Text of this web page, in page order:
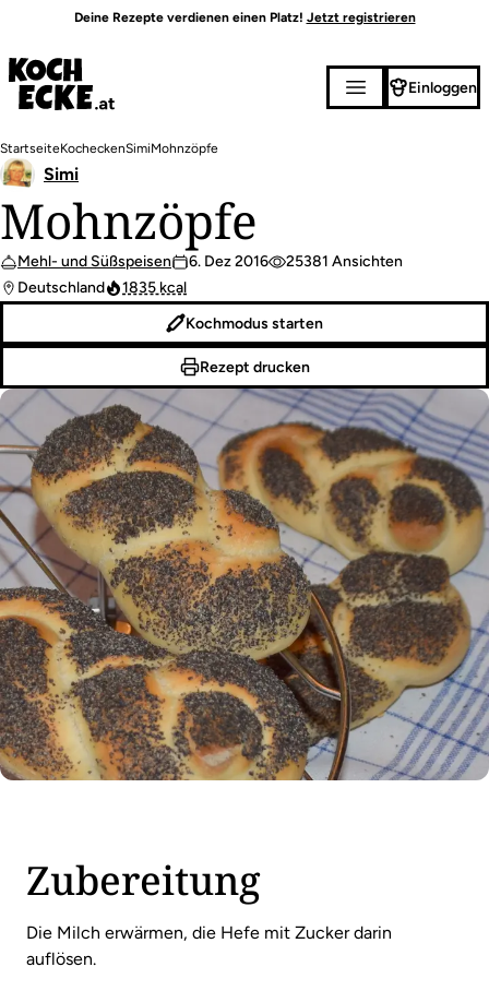
Inhalt
Deine Rezepte verdienen einen Platz! Jetzt registrieren
Einloggen
Pfadnavigation
StartseiteKocheckenSimiMohnzöpfe
Mohnzöpfe
Mehl- und Süßspeisen 6. Dez 2016
25381 Ansichten
Deutschland
1835 kcal
Simi
Kochmodus starten
Rezept drucken
Zubereitung
Die Milch erwärmen, die Hefe mit Zucker darin
auflösen.